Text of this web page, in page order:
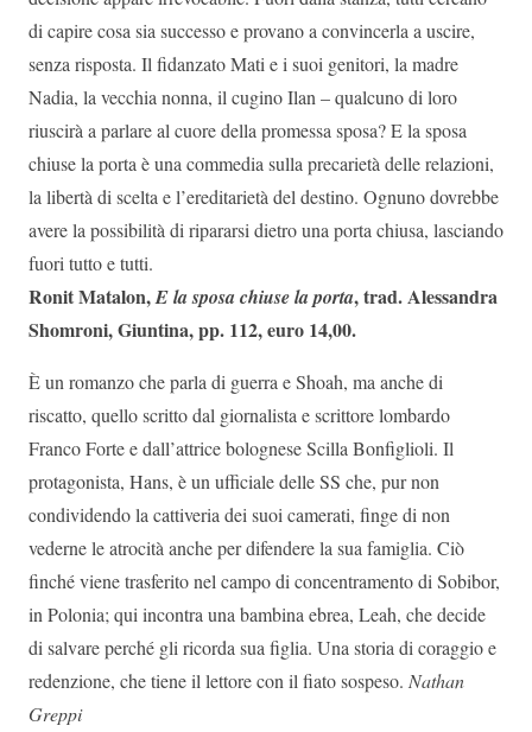
di capire cosa sia successo e provano a convincerla a uscire,
senza risposta. Il fidanzato Mati e i suoi genitori, la madre
Nadia, la vecchia nonna, il cugino Ilan – qualcuno di loro
riuscirà a parlare al cuore della promessa sposa? E la sposa
chiuse la porta è una commedia sulla precarietà delle relazioni,
la libertà di scelta e l’ereditarietà del destino. Ognuno dovrebbe
avere la possibilità di ripararsi dietro una porta chiusa, lasciando
fuori tutto e tutti.
Ronit Matalon,E la sposa chiuse la porta, trad. Alessandra
Shomroni, Giuntina, pp. 112, euro 14,00.
È un romanzo che parla di guerra e Shoah, ma anche di
riscatto, quello scritto dal giornalista e scrittore lombardo
Franco Forte e dall’attrice bolognese Scilla Bonfiglioli. Il
protagonista, Hans, è un ufficiale delle SS che, pur non
condividendo la cattiveria dei suoi camerati, finge di non
vederne le atrocità anche per difendere la sua famiglia. Ciò
finché viene trasferito nel campo di concentramento di Sobibor,
in Polonia; qui incontra una bambina ebrea, Leah, che decide
di salvare perché gli ricorda sua figlia. Una storia di coraggio e
redenzione, che tiene il lettore con il fiato sospeso. Nathan
Greppi